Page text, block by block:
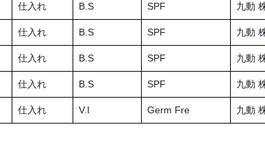
仕入れ B.S SPF 九動
仕入れ B.S SPF 九動
仕入れ B.S SPF 九動
仕入れ B.S SPF 九動
仕入れ V.I Germ Fre 九動